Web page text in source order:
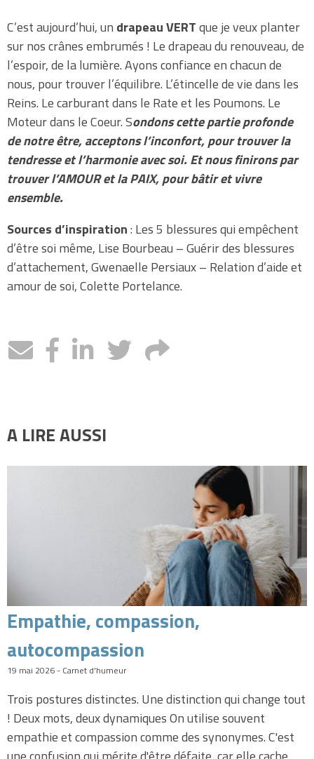
C’est aujourd’hui, un drapeau VERTque je veux planter
sur nos crânes embrumés ! Le drapeau du renouveau, de
l’espoir, de la lumière. Ayons confiance en chacun de
nous, pour trouver l’équilibre. L’étincelle de vie dans les
Reins. Le carburant dans le Rate et les Poumons. Le
Moteur dans le Coeur. Sondons cette partie profonde
de notre être, acceptons l’inconfort, pour trouver la
tendresse et l’harmonie avec soi.Et nous finirons par
trouver l’AMOUR et la PAIX, pour bâtir et vivre
ensemble.
Sources d’inspiration: Les 5 blessures qui empêchent
d’être soi même, Lise Bourbeau – Guérir des blessures
d’attachement, Gwenaelle Persiaux – Relation d’aide et
amour de soi, Colette Portelance.
A LIRE AUSSI
Empathie, compassion,
autocompassion
19 mai 2026 - Carnet d'humeur
Trois postures distinctes. Une distinction qui change tout
! Deux mots, deux dynamiques On utilise souvent
empathie et compassion comme des synonymes. C'est